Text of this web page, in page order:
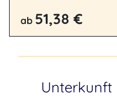
ab 51,38 €
Unterkunft